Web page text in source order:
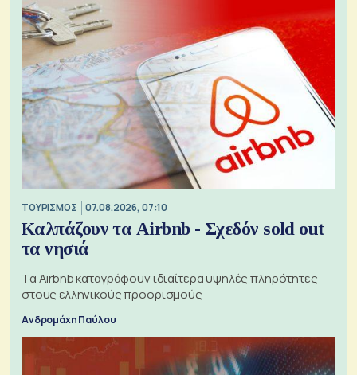
ΤΟΥΡΙΣΜΟΣ 07.08.2026, 07:10
Καλπάζουν τα Airbnb - Σχεδόν sold out
τα νησιά
Τα Airbnb καταγράφουν ιδιαίτερα υψηλές πληρότητες
στους ελληνικούς προορισμούς
Ανδρομάχη Παύλου